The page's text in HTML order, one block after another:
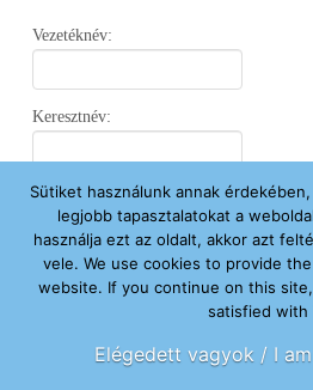
Vezetéknév:
Keresztnév:
Email:
Elfogadom az Adatvédelmi
Sütiket használunk annak
legjobb tapasztalatokat a
használja ezt az oldalt, akkor azt
vele. We use cookies to provide
website. If you continue on this
satisfied with
Elégedett vagyok / I